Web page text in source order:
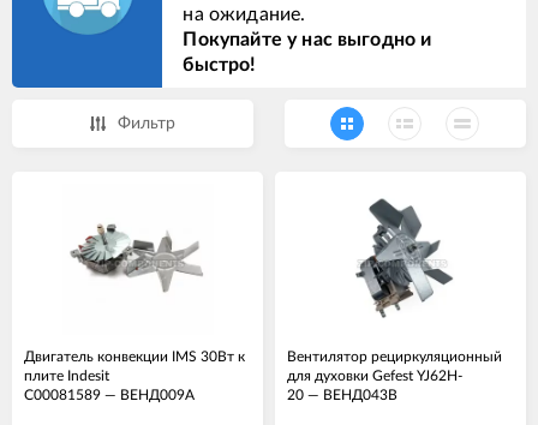
на ожидание.
Покупайте у нас выгодно и
быстро!
Фильтр
Двигатель конвекции IMS 30Вт к
плите Indesit
C00081589 — ВЕНД009А
Вентилятор рециркуляционный
для духовки Gefest YJ62H-
20 — ВЕНД043В